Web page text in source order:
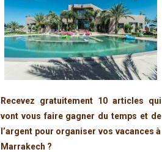
Recevez gratuitement 10 articles qui
vont vous faire gagner du temps et de
l’argent pour organiser vos vacances à
Marrakech ?